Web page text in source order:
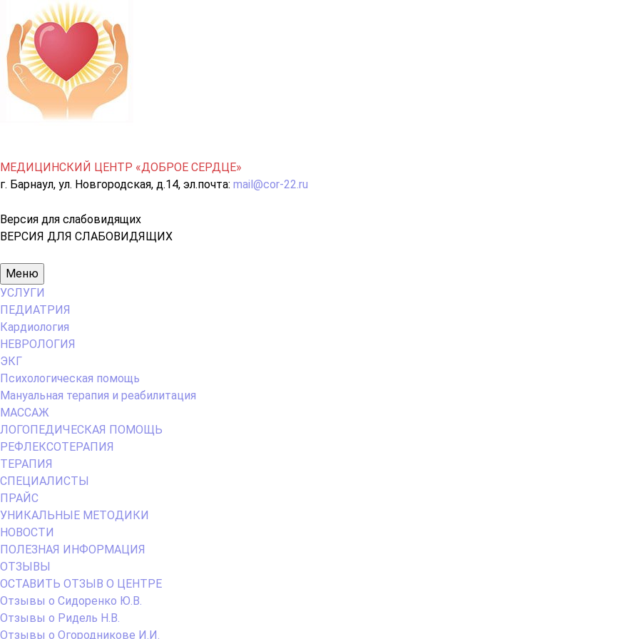
МЕДИЦИНСКИЙ ЦЕНТР «ДОБРОЕ СЕРДЦЕ»
г. Барнаул, ул. Новгородская, д.14, эл.почта: mail@cor-22.ru
Версия для слабовидящих
ВЕРСИЯ ДЛЯ СЛАБОВИДЯЩИХ
Основное
меню
Меню
УСЛУГИ
ПЕДИАТРИЯ
Кардиология
НЕВРОЛОГИЯ
ЭКГ
Психологическая помощь
Мануальная терапия и реабилитация
МАССАЖ
ЛОГОПЕДИЧЕСКАЯ ПОМОЩЬ
РЕФЛЕКСОТЕРАПИЯ
ТЕРАПИЯ
СПЕЦИАЛИСТЫ
ПРАЙС
УНИКАЛЬНЫЕ МЕТОДИКИ
НОВОСТИ
ПОЛЕЗНАЯ ИНФОРМАЦИЯ
ОТЗЫВЫ
ОСТАВИТЬ ОТЗЫВ О ЦЕНТРЕ
Отзывы о Сидоренко Ю.В.
Отзывы о Ридель Н.В.
Отзывы о Огородникове И.И.